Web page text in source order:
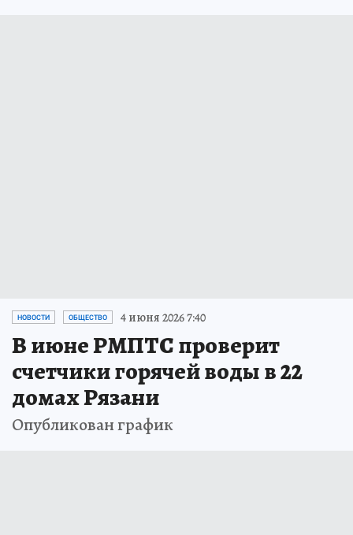
НОВОСТИ ОБЩЕСТВО 4 июня 2026 7:40
В июне РМПТС проверит
счетчики горячей воды в 22
домах Рязани
Опубликован график